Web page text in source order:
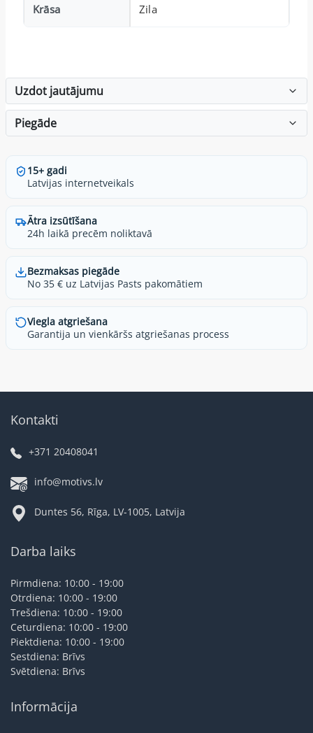
Krāsa Zila
Uzdot jautājumu
Piegāde
15+ gadi
Latvijas internetveikals
Ātra izsūtīšana
24h laikā precēm noliktavā
Bezmaksas piegāde
No 35 € uz Latvijas Pasts pakomātiem
Viegla atgriešana
Garantija un vienkāršs atgriešanas process
Kontakti
+371 20408041
info@motivs.lv
Duntes 56, Rīga, LV-1005, Latvija
Darba laiks
Pirmdiena: 10:00 - 19:00
Otrdiena: 10:00 - 19:00
Trešdiena: 10:00 - 19:00
Ceturdiena: 10:00 - 19:00
Piektdiena: 10:00 - 19:00
Sestdiena: Brīvs
Svētdiena: Brīvs
Informācija